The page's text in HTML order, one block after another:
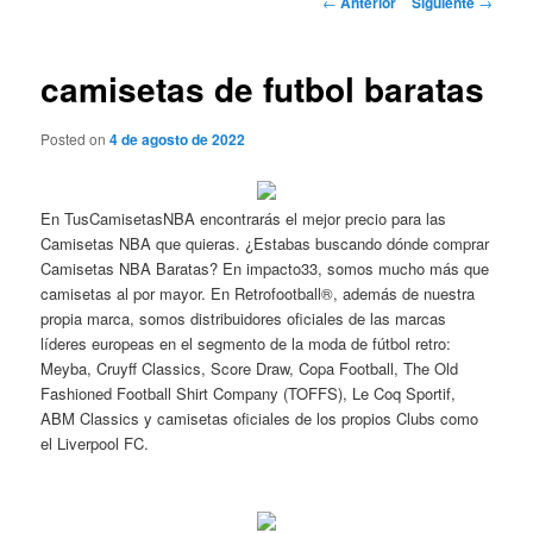
camisetas de futbol baratas
Posted on4 de agosto de 2022
En TusCamisetasNBA encontrarás el mejor precio para las
Camisetas NBA que quieras. ¿Estabas buscando dónde comprar
Camisetas NBA Baratas? En impacto33, somos mucho más que
camisetas al por mayor. En Retrofootball®, además de nuestra
propia marca, somos distribuidores oficiales de las marcas
líderes europeas en el segmento de la moda de fútbol retro:
Meyba, Cruyff Classics, Score Draw, Copa Football, The Old
Fashioned Football Shirt Company (TOFFS), Le Coq Sportif,
ABM Classics y camisetas oficiales de los propios Clubs como
el Liverpool FC.